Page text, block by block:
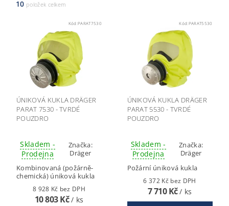
10 položek celkem
Kód:PARAT7530
ÚNIKOVÁ KUKLA DRÄGER
PARAT 7530 - TVRDÉ
POUZDRO
Skladem -
Prodejna
Značka:
Dräger
Kombinovaná (požárně-
chemická) úniková kukla
8 928 Kč bez DPH
10 803 Kč/ ks
Kód: PARAT5530
ÚNIKOVÁ KUKLA DRÄGER
PARAT 5530 - TVRDÉ
POUZDRO
Skladem -
Prodejna
Značka:
Dräger
Požární úniková kukla
6 372 Kč bez DPH
7 710 Kč/ ks